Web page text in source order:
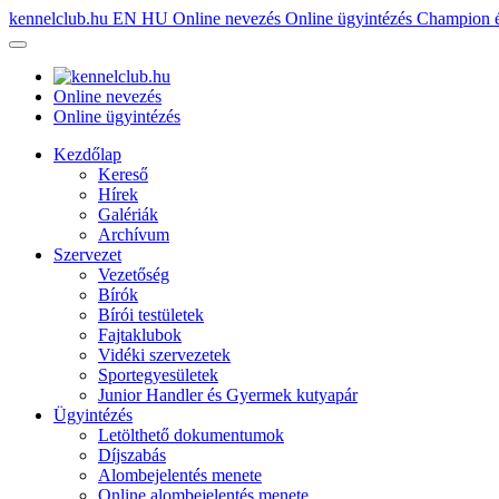
kennelclub.hu EN HU Online nevezés Online ügyintézés Champion
Online nevezés
Online ügyintézés
Kezdőlap
Kereső
Hírek
Galériák
Archívum
Szervezet
Vezetőség
Bírók
Bírói testületek
Fajtaklubok
Vidéki szervezetek
Sportegyesületek
Junior Handler és Gyermek kutyapár
Ügyintézés
Letölthető dokumentumok
Díjszabás
Alombejelentés menete
Online alombejelentés menete